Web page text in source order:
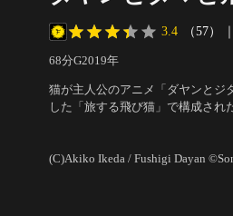
3.4 （57） ｜
68分G2019年
猫が主人公のアニメ「ダヤンとジ
した「旅する飛び猫」で構成さ
(C)Akiko Ikeda / Fushigi Dayan